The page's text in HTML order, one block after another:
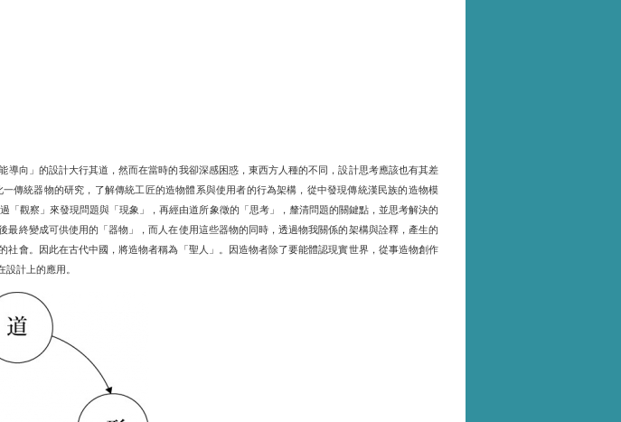
向」的設計大行其道，然而在當時的我卻深感困惑，東西方人種的不同，設計思考應該也有其差
傳統器物的研究，了解傳統工匠的造物體系與使用者的行為架構，從中發現傳統漢民族的造物模
「觀察」來發現問題與「現象」，再經由道所象徵的「思考」，釐清問題的關鍵點，並思考解決的
終變成可供使用的「器物」，而人在使用這些器物的同時，透過物我關係的架構與詮釋，產生的
會。因此在古代中國，將造物者稱為「聖人」。因造物者除了要能體認現實世界，從事造物創作
計上的應用。